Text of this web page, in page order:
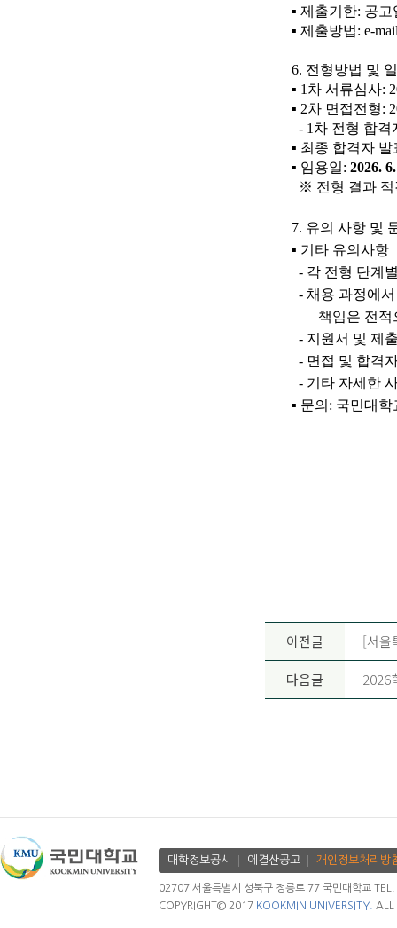
▪ 제출기한: 공고
▪ 제출방법: e-
6. 전형방법 및
▪ 1차 서류심사:
▪ 2차 면접전형:
- 1차 전형 합격
▪ 최종 합격자 발
▪ 임용일: 2026.
※ 전형 결과
7. 유의 사항 및
▪ 기타 유의사항
- 각 전형 단계
- 채용 과정에
책임은 전
- 지원서 및 제
- 면접 및 합격
- 기타 자세한
▪ 문의 : 국민대학
이전글 [서울
다음글 2026
대학정보공시 에결산공고 개인정보처리방
02707 서울특별시 성북구 정릉로 77 국민대학교
COPYRIGHT© 2017 KOOKMIN UNIVERSITY. ALL